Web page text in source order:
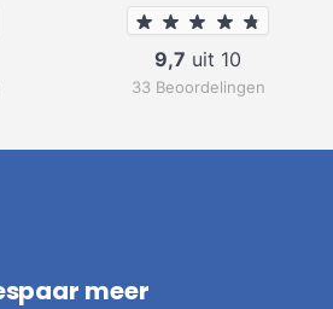
9,7 uit 10
33 Beoordelingen
meer